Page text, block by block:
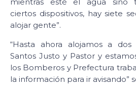
ciertos dispositivos, hay siete
alojar gente”.
“Hasta ahora alojamos a
Santos Justo y Pastor y
los Bomberos y Prefectura
la información para ir avisando”